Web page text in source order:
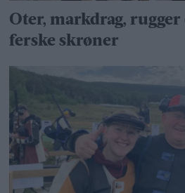
Oter, markdrag, rugger
ferske skrøner